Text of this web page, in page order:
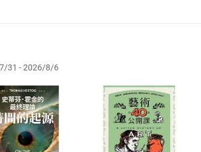
1項後段暨通訊交易解除權合理例外情事適用
即代表知悉本店鋪所銷售之商品為電子書，
退貨退款。
退貨時，請登入樂天市場，並於「我的訂單
審核，待審核通過後將為您辦理退款事宜。
為單位進行取消/退貨，恕無法以單支商品取
放入購物車
Shopping cart
登入帳號
Login
31 - 2026/8/6